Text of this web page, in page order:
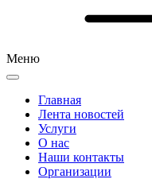
Меню
Главная
Лента новостей
Услуги
О нас
Наши контакты
Организации